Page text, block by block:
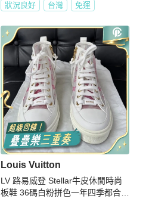
狀況良好 台灣 免運
Louis Vuitton
LV 路易威登 Stellar牛皮休閒時尚
板鞋 36碼白粉拼色一年四季都合